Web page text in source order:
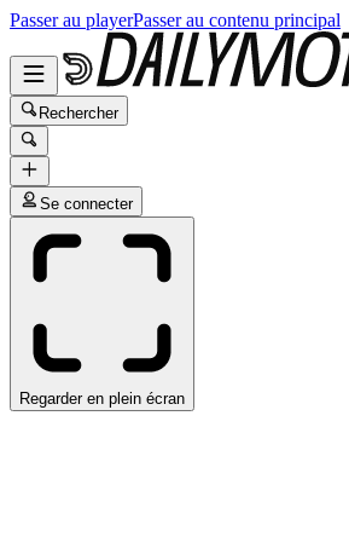
Passer au playerPasser au contenu principal
Rechercher
Se connecter
Regarder en plein écran